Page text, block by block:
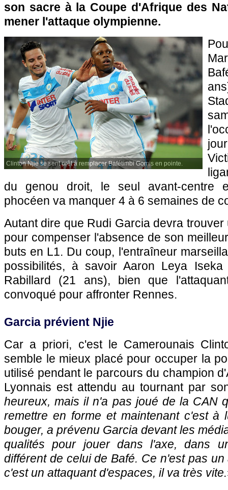
son sacre à la Coupe d'Afrique des
mener l'attaque olympienne.
Clinton Njie se sent prêt à remplacer Bafétimbi Gomis en pointe.
du genou droit, le seul avant-centre
phocéen va manquer 4 à 6 semaines de
Autant dire que Rudi Garcia devra
pour compenser l'absence de son
buts en L1. Du coup, l'entraîneur
possibilités, à savoir Aaron Leya
Rabillard (21 ans), bien que
convoqué pour affronter Rennes.
Garcia prévient Njie
Car a priori, c'est le Camerounais
semble le mieux placé pour occuper la
utilisé pendant le parcours du champion
Lyonnais est attendu au tournant par
heureux, mais il n'a pas joué de la CAN
remettre en forme et maintenant c'est à
bouger, a prévenu Garcia devant les
qualités pour jouer dans l'axe, dans
différent de celui de Bafé. Ce n'est pas
c'est un attaquant d'espaces, il va très vite.